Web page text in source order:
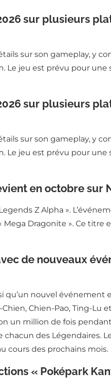
sur plusieurs
sur son gameplay, y
jeu est prévu pour
sur plusieurs
sur son gameplay, y
jeu est prévu pour
en octobre sur
Z Alpha ».
Dragonite ». Ce titre
de nouveaux
qu’un nouvel
Chien-Pao, Ting-Lu
million de fois
des Légendaires.
cours des prochains mois.
« Poképark